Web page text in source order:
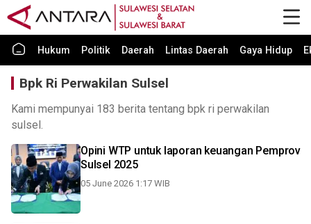
Hukum Politik Daerah Lintas Daerah Gaya Hidup
Bpk Ri Perwakilan Sulsel
Kami mempunyai 183 berita tentang bpk ri perwakilan
sulsel.
Opini WTP untuk laporan keuangan Pemprov
Sulsel 2025
05 June 2026 1:17 WIB